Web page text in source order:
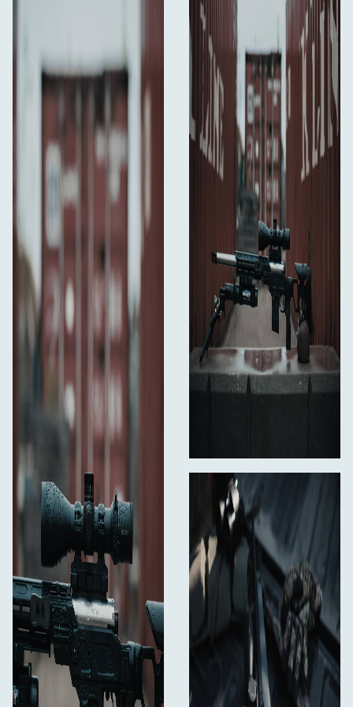
livstidsgaranti, hvilket afspejler mærkets tillid til
kvaliteten, holdbarheden og den langsigtede ydeevne.